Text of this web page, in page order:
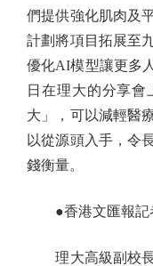
們提供強化肌肉及
計劃將項目拓展至
優化AI模型讓更多
日在理大的分享會
大」，可以減輕醫
以從源頭入手，令
錢衡量。
●香港文匯報記
理大高級副校長